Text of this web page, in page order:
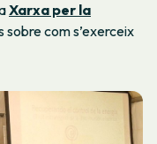
Xarxa per la
com s’exerceix